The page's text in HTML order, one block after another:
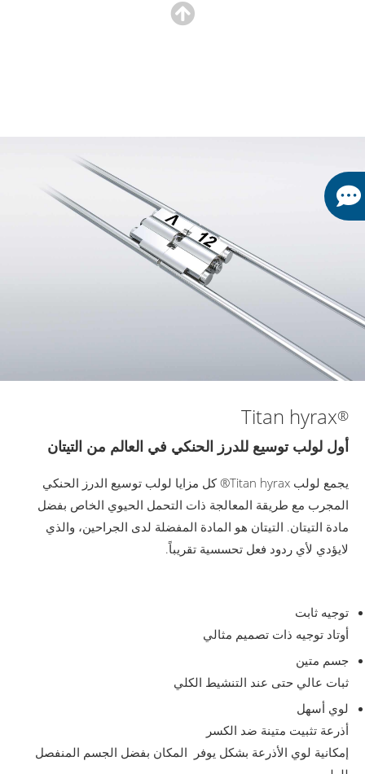
®
Titan hyrax
أول لولب توسيع للدرز الحنكي في العالم من التيتان
يجمع لولب Titan hyrax® كل مزايا لولب توسيع الدرز الحنكي
المجرب مع طريقة المعالجة ذات التحمل الحيوي الخاص بفضل
مادة التيتان. التيتان هو المادة المفضلة لدى الجراحين، والذي
لايؤدي لأي ردود فعل تحسسية تقريباً.
توجيه ثابت
أوتاد توجيه ذات تصميم مثالي
جسم متين
ثبات عالي حتى عند التنشيط الكلي
لوي أسهل
أذرعة تثبيت متينة ضد الكسر
إمكانية لوي الأذرعة بشكل يوفر المكان بفضل الجسم المنفصل